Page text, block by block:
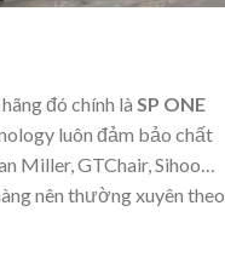
đó chính là SP ONE
luôn đảm bảo chất
Miller, GTChair, Sihoo…
nên thường xuyên theo